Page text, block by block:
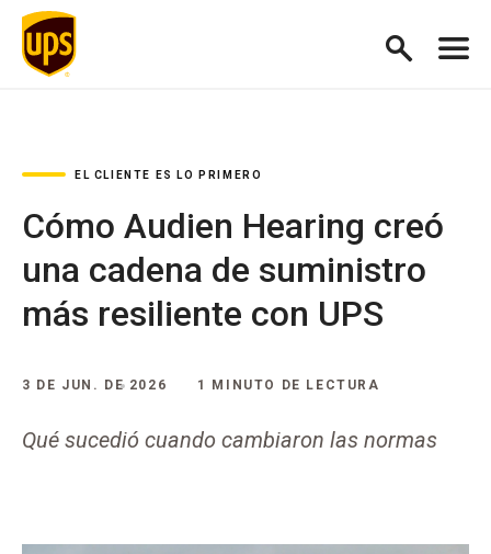
EL CLIENTE ES LO PRIMERO
Cómo Audien Hearing creó
una cadena de suministro
más resiliente con UPS
3 DE JUN. DE 2026 1 MINUTO DE LECTURA
Qué sucedió cuando cambiaron las normas